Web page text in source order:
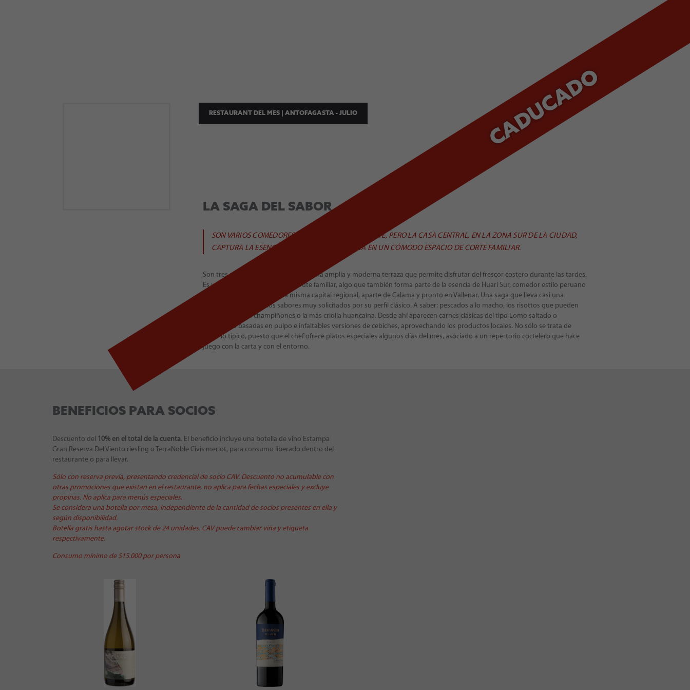
CADUCADO
RESTAURANT DEL MES | ANTOFAGASTA - JULIO
LA SAGA DEL SABOR
SON VARIOS COMEDORES REPARTIDOS POR EL NORTE, PERO LA CASA CENTRAL, EN LA ZONA SUR DE LA CIUDAD,
CAPTURA LA ESENCIA DE LA COCINA PERUANA EN UN CÓMODO ESPACIO DE CORTE FAMILIAR.
Son tres niveles, donde el último es una amplia y moderna terraza que permite disfrutar del frescor costero durante las tardes.
Es un lugar pensado para el disfrute familiar, algo que también forma parte de la esencia de Huari Sur, comedor estilo peruano
que cuenta con locales en la misma capital regional, aparte de Calama y pronto en Vallenar. Una saga que lleva casi una
década, inspirada en los sabores muy solicitados por su perfil clásico. A saber: pescados a lo macho, los risottos que pueden
ser al pesto, con champiñones o la más criolla huancaína. Desde ahí aparecen carnes clásicas del tipo Lomo saltado o
tradiciones basadas en pulpo e infaltables versiones de cebiches, aprovechando los productos locales. No sólo se trata de
mirar lo típico, puesto que el chef ofrece platos especiales algunos días del mes, asociado a un repertorio coctelero que hace
juego con la carta y con el entorno.
BENEFICIOS PARA SOCIOS
Descuento del 10% en el total de la cuenta. El beneficio incluye una botella de vino Estampa
Gran Reserva Del Viento riesling o TerraNoble Civis merlot, para consumo liberado dentro del
restaurante o para llevar.
Sólo con reserva previa, presentando credencial de socio CAV. Descuento no acumulable con
otras promociones que existan en el restaurante, no aplica para fechas especiales y excluye
propinas. No aplica para menús especiales.
Se considera una botella por mesa, independiente de la cantidad de socios presentes en ella y
según disponibilidad.
Botella gratis hasta agotar stock de 24 unidades. CAV puede cambiar viña y etiqueta
respectivamente.
Consumo mínimo de $15.000 por persona